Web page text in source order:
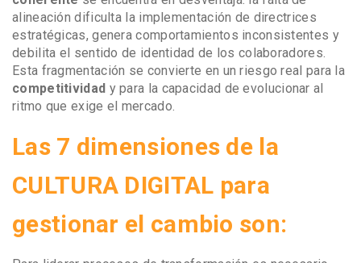
alineación dificulta la implementación de directrices
estratégicas, genera comportamientos inconsistentes y
debilita el sentido de identidad de los colaboradores.
Esta fragmentación se convierte en un riesgo real para la
competitividad y para la capacidad de evolucionar al
ritmo que exige el mercado.
Las 7 dimensiones de la
CULTURA DIGITAL para
gestionar el cambio son: